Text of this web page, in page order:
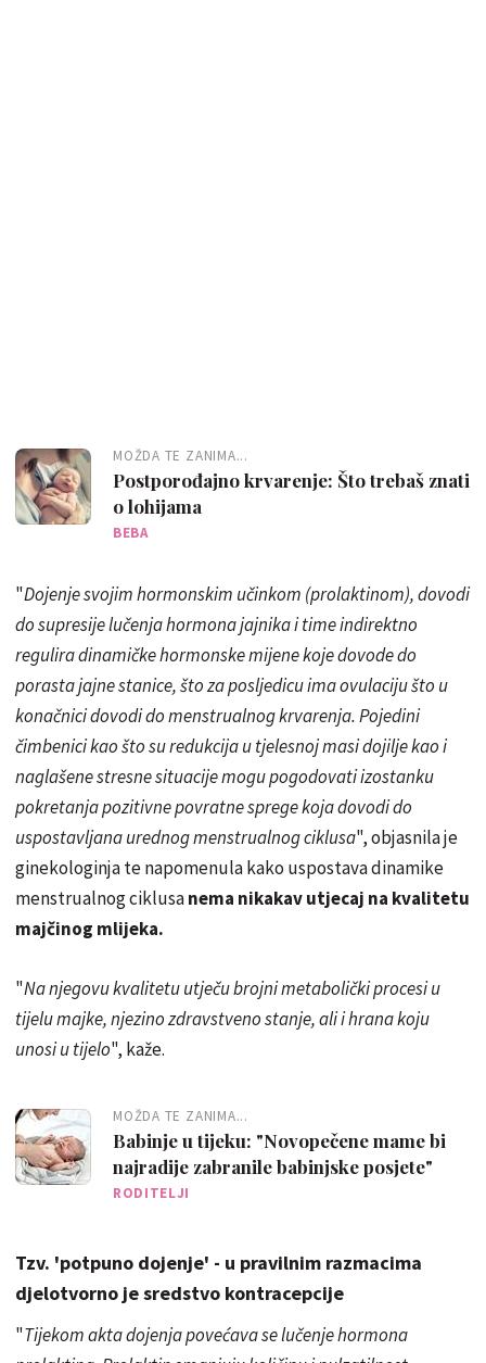
MOŽDA TE ZANIMA...
Postporođajno krvarenje: Što trebaš znati
o lohijama
BEBA
"Dojenje svojim hormonskim učinkom (prolaktinom), dovodi
do supresije lučenja hormona jajnika i time indirektno
regulira dinamičke hormonske mijene koje dovode do
porasta jajne stanice, što za posljedicu ima ovulaciju što u
konačnici dovodi do menstrualnog krvarenja. Pojedini
čimbenici kao što su redukcija u tjelesnoj masi dojilje kao i
naglašene stresne situacije mogu pogodovati izostanku
pokretanja pozitivne povratne sprege koja dovodi do
uspostavljana urednog menstrualnog ciklusa", objasnila je
ginekologinja te napomenula kako uspostava dinamike
menstrualnog ciklusanema nikakav utjecaj na kvalitetu
majčinog mlijeka.
"Na njegovu kvalitetu utječu brojni metabolički procesi u
tijelu majke, njezino zdravstveno stanje, ali i hrana koju
unosi u tijelo", kaže.
MOŽDA TE ZANIMA...
Babinje u tijeku: "Novopečene mame bi
najradije zabranile babinjske posjete"
RODITELJI
Tzv. 'potpuno dojenje' - u pravilnim razmacima
djelotvorno je sredstvo kontracepcije
"Tijekom akta dojenja povećava se lučenje hormona